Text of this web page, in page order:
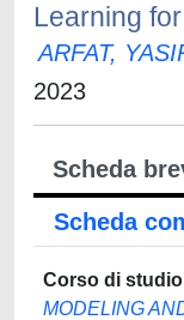
Learning
ARFAT,
2023
Scheda
Scheda
Corso di studio
MODELING